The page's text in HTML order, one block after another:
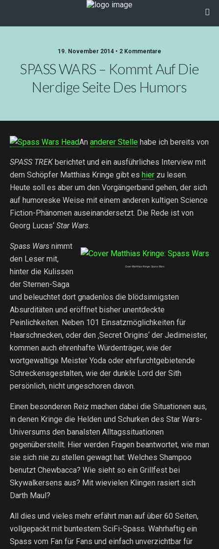
19. November 2014 • 2 Kommentare
SPASS WARS – Kommt Auf Die
Nerdige Seite Des Humors
An anderer Stelle habe ich bereits von
SPASS TREKberichtet und ein ausführliches Interview mit
dem Schöpfer Matthias Kringe gibt es hier zu lesen.
Heute soll es aber um den Vorgängerband gehen, der sich
auf humoreske Weise mit einem anderen kultigen Science
Fiction-Phänomen auseinandersetzt. Die Rede ist von
Georg Lucas‘ Star Wars.
Cover Matthias Kringe: Spass Wars
Spass Wars nimmt
den Leser mit,
hinter die Kulissen
der Sternen-Saga
und beleuchtet dort gnadenlos die blödsinnigsten
Absurditäten und eröffnet bisher unentdeckte
Peinlichkeiten. Neben 101 Einsatzmöglichkeiten für
Haarschnecken, oder den ‚Secret Origins‘ der Jedimeister,
kommen auch ehrenhafte Würdenträger, wie der
wortgewaltige Meister Yoda oder ehrfurchtgebietende
Schreckensgestalten, wie der dunkle Lord der Sith
persönlich, nicht ungeschoren davon.
Einen besonderen Reiz machen dabei die Situationen aus,
in denen Kringe die Helden und Schurken des Star Wars-
Universums den banalsten Alltagssituationen
gegenüberstellt. Hier werden Fragen beantwortet, wie man
sie sich nie zu stellen gewagt hat: Welches Shampoo
benutzt Chewbacca? Wie sieht so ein Grillfest bei
Skywalkersens aus? Mit wievielen Klingen rasiert sich
Darth Maul?
All dies und vieles mehr erfährt man auf über 60 Seiten,
vollgepackt mit buntestem SciFi-Spass. Wahrhaftig ein
Spass vom Fan für Fans und einfach unverzichtbar für